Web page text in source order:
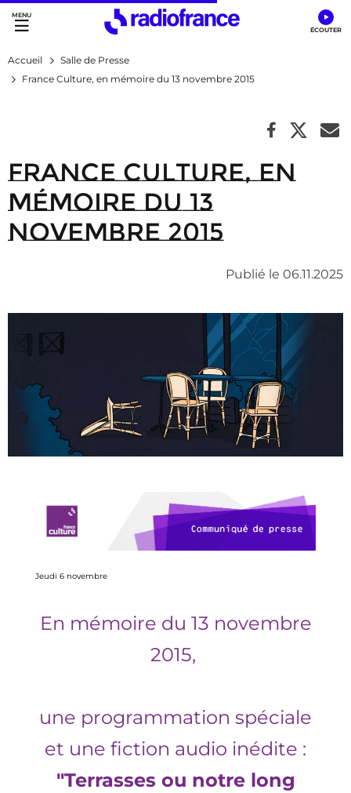
Accès direct :
Menu principal
Contenu
Accueil
Salle de Presse
France Culture, en mémoire du 13 novembre 2015
France Culture, en
mémoire du 13
novembre 2015
Publié le 06.11.2025
Jeudi 6 novembre
En mémoire du 13 novembre
2015,
une programmation spéciale
et une fiction audio inédite :
"Terrasses ou notre long